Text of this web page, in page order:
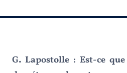
G. Lapostolle : Est-ce